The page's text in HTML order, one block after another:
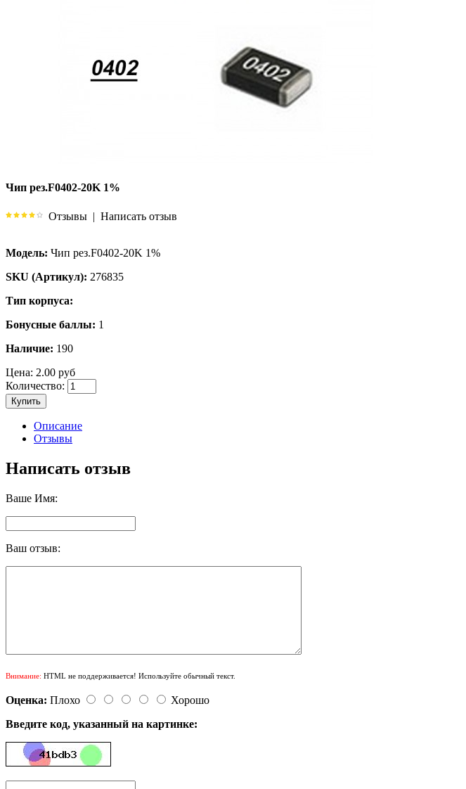
Чип рез.F0402-20K 1%
Отзывы | Написать отзыв
Модель: Чип рез.F0402-20K 1%
SKU (Артикул): 276835
Тип корпуса:
Бонусные баллы: 1
Наличие: 190
Цена: 2.00 руб
Количество:
Купить
Описание
Отзывы
Написать отзыв
Ваше Имя:
Ваш отзыв:
Внимание: HTML не поддерживается! Используйте обычный текст.
Оценка: Плохо
Хорошо
Введите код, указанный на картинке: